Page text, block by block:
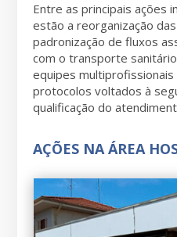
Entre as principais ações
estão a reorganização
padronização de fluxos
com o transporte
equipes multiprofissionais
protocolos voltados à
qualificação do
AÇÕES NA ÁREA